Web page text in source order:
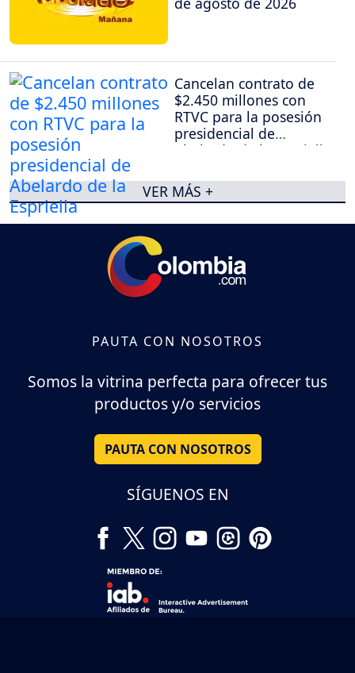
Cancelan contrato de
$2.450 millones con
RTVC para la posesión
presidencial de
Abelardo de la Espriella
VER MÁS +
PAUTA CON NOSOTROS
Somos la vitrina perfecta para ofrecer tus
productos y/o servicios
PAUTA CON NOSOTROS
SÍGUENOS EN